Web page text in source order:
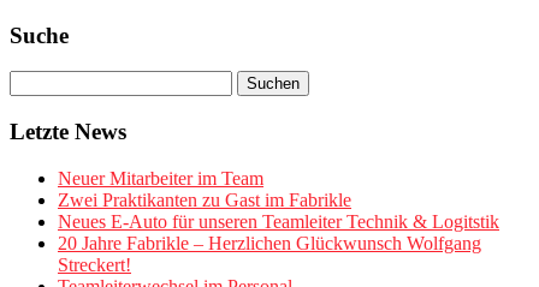
Suche
Letzte News
Neuer Mitarbeiter im Team
Zwei Praktikanten zu Gast im Fabrikle
Neues E-Auto für unseren Teamleiter Technik & Logitstik
20 Jahre Fabrikle – Herzlichen Glückwunsch Wolfgang
Streckert!